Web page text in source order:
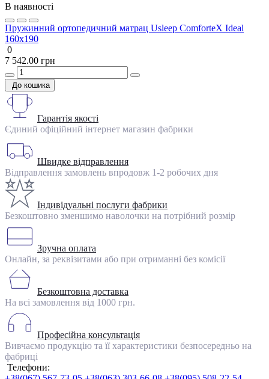
В наявності
Пружинний ортопедичний матрац Usleep ComforteX Ideal
160х190
0
7 542.00 грн
До кошика
Гарантія якості
Єдиний офіційний інтернет магазин фабрики
Швидке відправлення
Відправлення замовлень впродовж 1-2 робочих дня
Індивідуальні послуги фабрики
Безкоштовно зменшимо наволочки на потрібний розмір
Зручна оплата
Онлайн, за реквізитами або при отриманні без комісії
Безкоштовна доставка
На всі замовлення від 1000 грн.
Професійна консультація
Вивчаємо продукцію та її характеристики безпосередньо на
фабриці
Телефони: